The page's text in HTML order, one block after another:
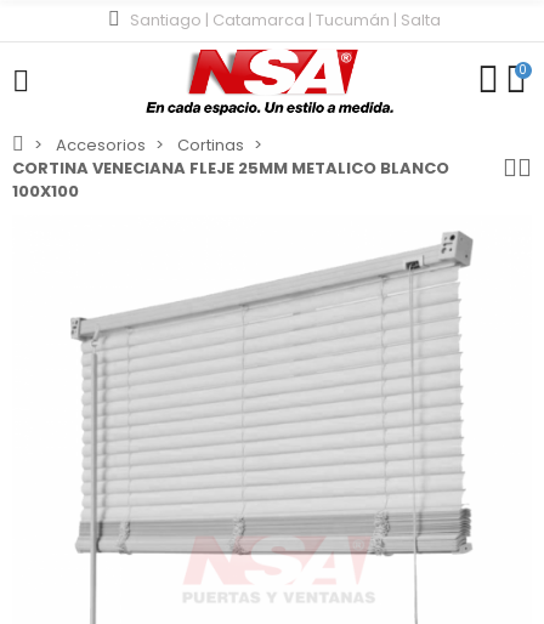
Santiago | Catamarca | Tucumán | Salta
0
Accesorios
Cortinas
CORTINA VENECIANA FLEJE 25MM METALICO BLANCO
100X100